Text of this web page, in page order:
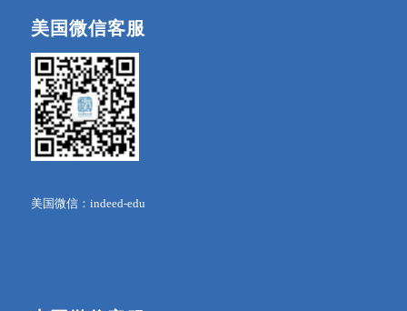
美国微信客服
美国微信：indeed-edu